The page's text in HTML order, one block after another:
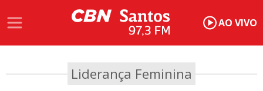
AO VIVO
Liderança Feminina